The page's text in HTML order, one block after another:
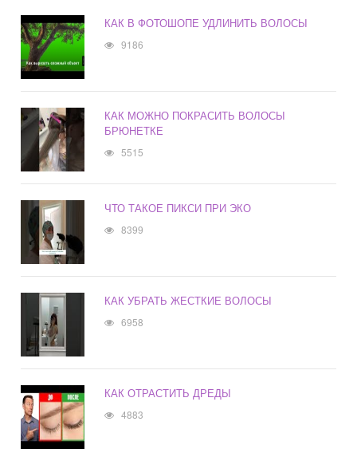
КАК В ФОТОШОПЕ УДЛИНИТЬ ВОЛОСЫ
9186
КАК МОЖНО ПОКРАСИТЬ ВОЛОСЫ
БРЮНЕТКЕ
5515
ЧТО ТАКОЕ ПИКСИ ПРИ ЭКО
8399
КАК УБРАТЬ ЖЕСТКИЕ ВОЛОСЫ
6958
КАК ОТРАСТИТЬ ДРЕДЫ
4883